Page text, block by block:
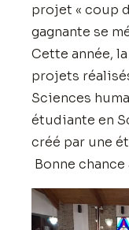
projet « coup
gagnante se
Cette année,
projets
Sciences
étudiante en
créé par une
Bonne